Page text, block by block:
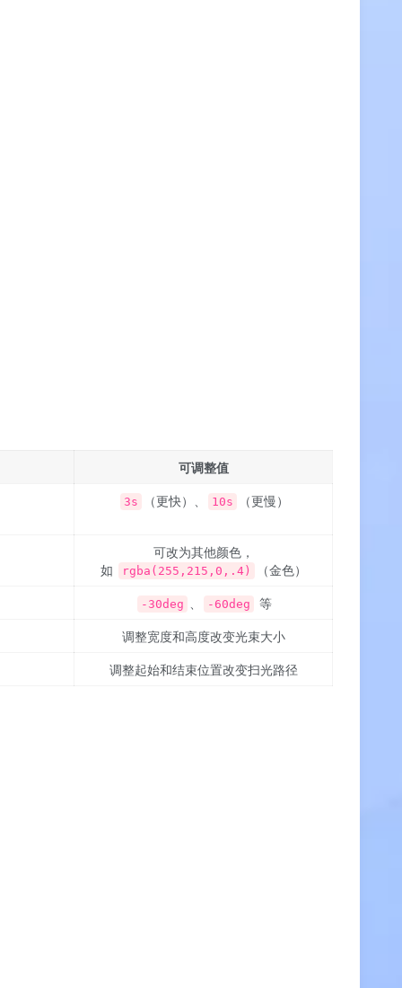
可调整值
3s （更快）、 10s （更慢）
可改为其他颜色，
如
rgba(255,215,0,.4) （金色）
-30deg 、 -60deg 等
调整宽度和高度改变光束大小
调整起始和结束位置改变扫光路径